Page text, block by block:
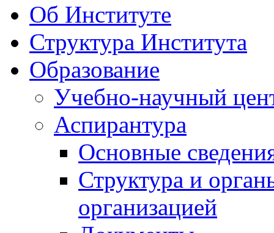
Об Институте
Структура Института
Образование
Учебно-научный
Аспирантура
Основные
Структура и
организацией